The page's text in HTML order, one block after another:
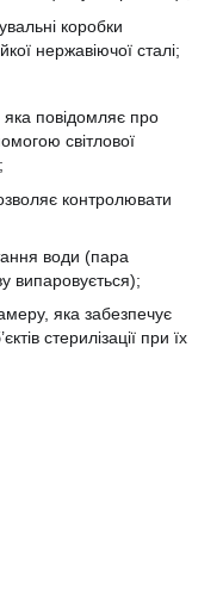
коробки
нержавіючої сталі;
повідомляє про
світлової
контролювати
води (пара
випаровується);
яка забезпечує
стерилізації при їх